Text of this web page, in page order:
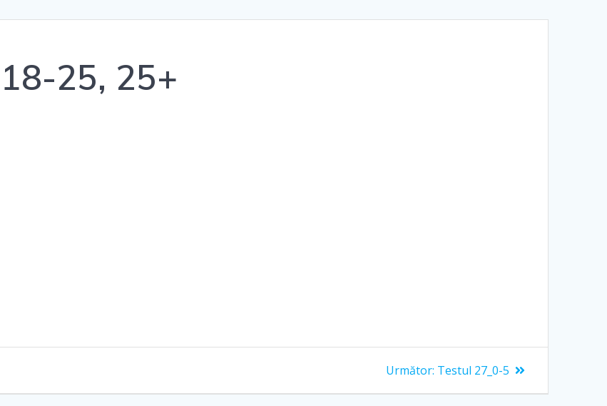
25, 25+
Următor: Articolul
Testul 27_0-5